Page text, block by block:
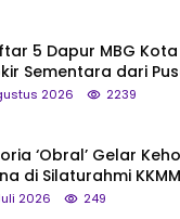
5 Dapur MBG
Sementara dari
2026 2239
‘Obral’ Gelar
di Silaturahmi
Bukan Tipe Begitu,
2026 249